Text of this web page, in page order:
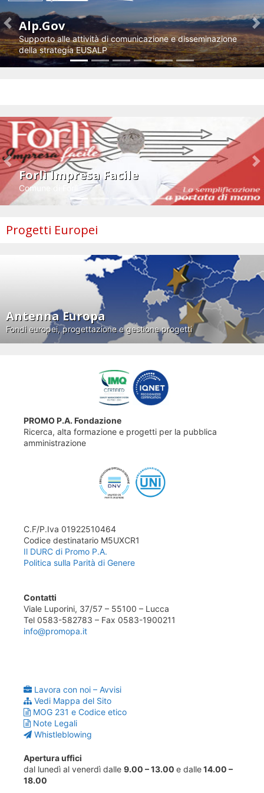
Alp.Gov
Supporto alle attività di comunicazione e disseminazione
della strategia EUSALP
Previous
Forlì Impresa Facile
Comune di Forlì
Previous
Progetti Europei
Antenna Europa
Fondi europei, progettazione e gestione progetti
PROMO P.A. Fondazione
Ricerca, alta formazione e progetti per la pubblica
amministrazione
C.F/P.Iva 01922510464
Codice destinatario M5UXCR1
Il DURC di Promo P.A.
Politica sulla Parità di Genere
Contatti
Viale Luporini, 37/57 – 55100 – Lucca
Tel 0583-582783 – Fax 0583-1900211
info@promopa.it
Lavora con noi – Avvisi
Vedi Mappa del Sito
MOG 231 e Codice etico
Note Legali
Whistleblowing
Apertura uffici
dal lunedì al venerdì dalle 9.00 – 13.00 e dalle14.00 –
18.00